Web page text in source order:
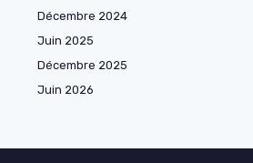
Décembre 2024
Juin 2025
Décembre 2025
Juin 2026